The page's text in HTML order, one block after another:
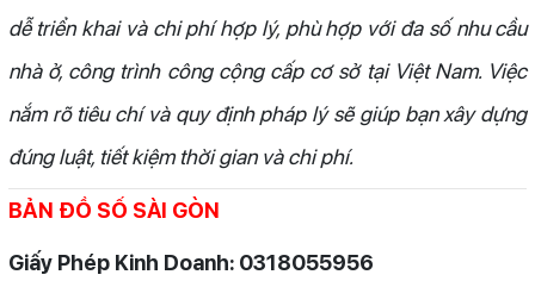
dễ triển khai và chi phí hợp lý, phù hợp với đa số nhu cầu
nhà ở, công trình công cộng cấp cơ sở tại Việt Nam. Việc
nắm rõ tiêu chí và quy định pháp lý sẽ giúp bạn xây dựng
đúng luật, tiết kiệm thời gian và chi phí.
BẢN ĐỒ SỐ SÀI GÒN
Giấy Phép Kinh Doanh: 0318055956